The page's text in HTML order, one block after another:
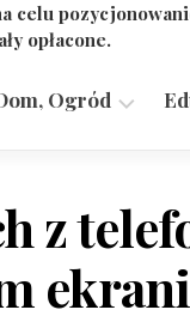
celu
opłacone.
Ogród
z